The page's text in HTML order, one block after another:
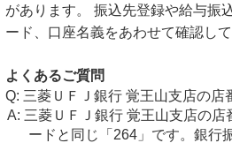
があります。 振込先登録や給与振
ード、口座名義をあわせて確認して
よくあるご質問
三菱ＵＦＪ銀行 覚王山支店の店
三菱ＵＦＪ銀行 覚王山支店の店
ードと同じ「264」です。銀行